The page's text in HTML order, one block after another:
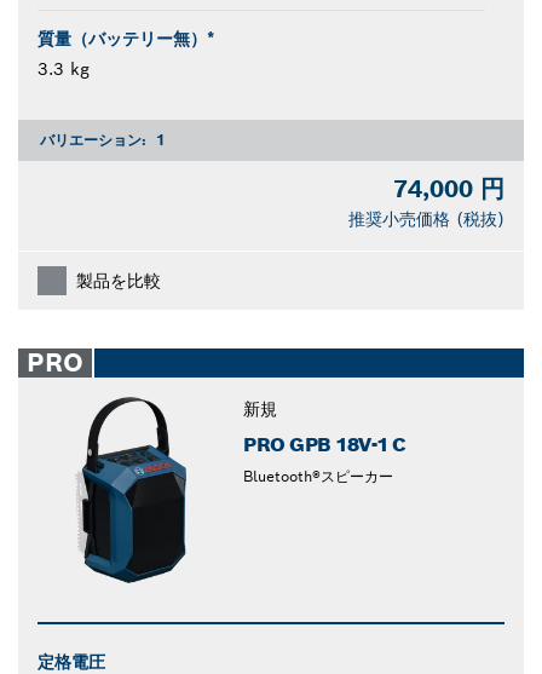
質量（バッテリー無）*
3.3 kg
バリエーション: 1
74,000 円
推奨小売価格 (税抜)
製品を比較
PRO
新規
PRO GPB 18V-1 C
Bluetooth®スピーカー
定格電圧